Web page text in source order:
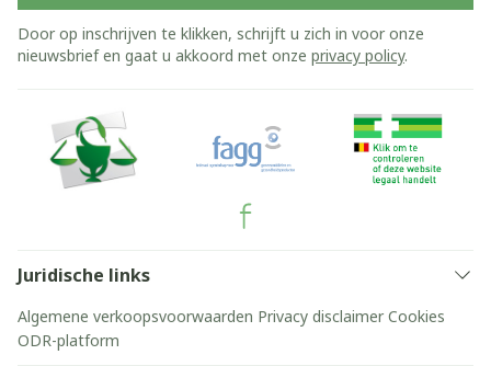
Door op inschrijven te klikken, schrijft u zich in voor onze
nieuwsbrief en gaat u akkoord met onze privacy policy.
Juridische links
Algemene verkoopsvoorwaarden Privacy disclaimer Cookies
ODR-platform